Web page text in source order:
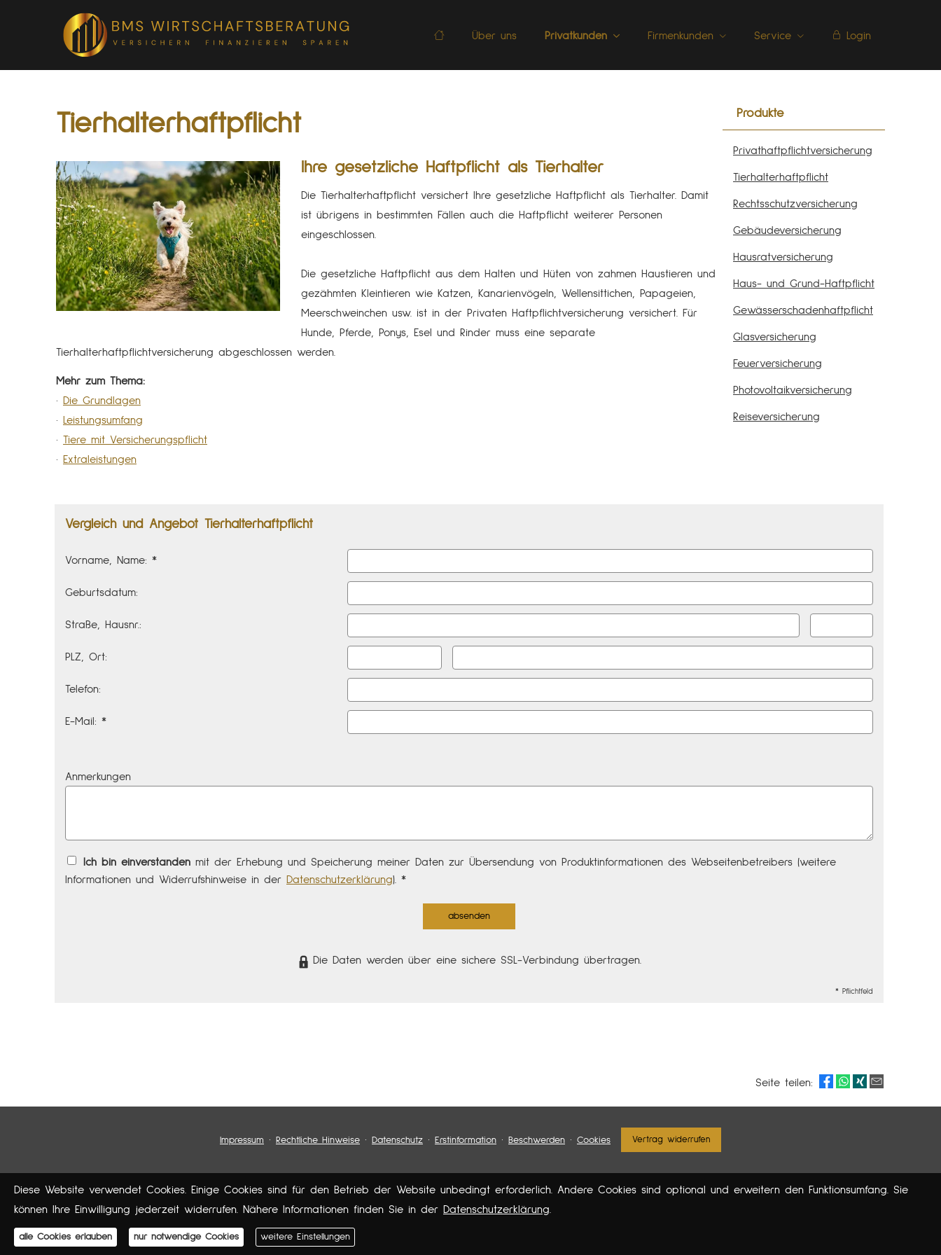
Über uns Privatkunden Firmenkunden Service Login
Produkte
Privathaftpflichtversicherung
Tierhalterhaftpflicht
Rechts­schutz­ver­si­che­rung
Ge­bäude­ver­si­che­rung
Haus­rat­ver­si­che­rung
Haus- und Grund-Haft­pflicht
Gewässerschadenhaftpflicht
Glasversicherung
Feuerversicherung
Photo­voltaik­ver­si­che­rung
Reiseversicherung
Tierhalterhaftpflicht
Ihre gesetzliche Haft­pflicht als Tierhalter
Die Tierhalterhaftpflicht versichert Ihre gesetzliche Haft­pflicht als Tierhalter. Damit
ist übrigens in bestimmten Fällen auch die Haft­pflicht weiterer Per­sonen
eingeschlossen.
Die gesetzliche Haft­pflicht aus dem Halten und Hüten von zahmen Haustieren und
gezähmten Kleintieren wie Katzen, Kanarienvögeln, Wellensittichen, Papageien,
Meerschweinchen usw. ist in der Privaten Haft­pflichtversicherung versichert. Für
Hunde, Pferde, Ponys, Esel und Rinder muss eine separate
Tierhalterhaftpflichtversicherung abgeschlossen werden.
Mehr zum Thema:
·
Die Grundlagen
·
Leistungsumfang
· Tiere mit Versicherungspflicht
·
Extraleistungen
Vergleich und Angebot Tierhalterhaftpflicht
Vorname, Name: *
Geburts­datum:
Straße, Hausnr.:
PLZ, Ort:
Telefon:
E-Mail: *
Anmerkungen
Ich bin einverstanden mit der Erhebung und Speicherung meiner Daten zur Übersendung von Produktinformationen des Webseitenbetreibers (weitere
Informationen und Widerrufshinweise in der Datenschutzerklärung). *
absenden
Die Daten werden über eine sichere SSL-Verbindung übertragen.
* Pflichtfeld
Seite teilen:
Impressum · Rechtliche Hinweise · Datenschutz · Erstinformation · Beschwerden · Cookies Vertrag widerrufen
Diese Website verwendet Cookies. Einige Cookies sind für den Betrieb der Website unbedingt erforderlich. Andere Cookies sind optional und erweitern den Funktionsumfang. Sie
können Ihre Einwilligung jederzeit widerrufen. Nähere Informationen finden Sie in der Datenschutzerklärung
alle Cookies erlauben nur notwendige Cookies weitere Einstellungen